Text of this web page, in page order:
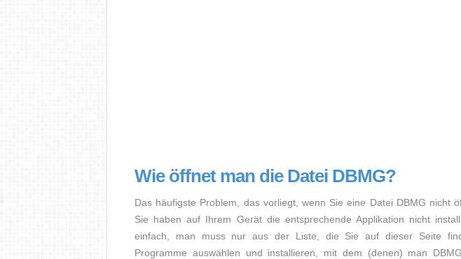
Wie öffnet man die Datei DBMG?
Das häufigste Problem, das vorliegt, wenn Sie eine Datei DBMG nicht
Sie haben auf Ihrem Gerät die entsprechende Applikation nicht
einfach, man muss nur aus der Liste, die Sie auf dieser Seite
Programme auswählen und installieren, mit dem (denen) man